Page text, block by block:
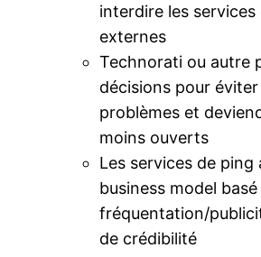
interdire les services
externes
Technorati ou autre
décisions pour
problèmes et
moins ouverts
Les services de ping
business model basé
fréquentation/
de crédibilité